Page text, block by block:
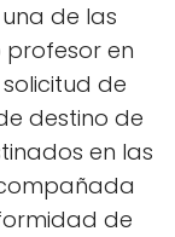
de las
en
de
destino de
en las
de